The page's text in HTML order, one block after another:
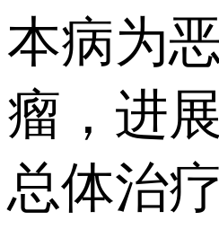
本病为
瘤，进
总体治